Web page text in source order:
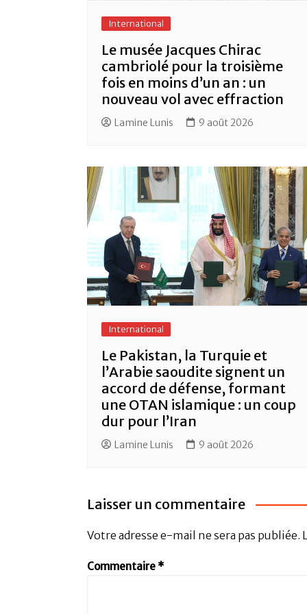
International
Le musée Jacques Chirac
cambriolé pour la troisième
fois en moins d’un an : un
nouveau vol avec effraction
Lamine Lunis 9 août 2026
International
Le Pakistan, la Turquie et
l’Arabie saoudite signent un
accord de défense, formant
une OTAN islamique : un coup
dur pour l’Iran
Lamine Lunis 9 août 2026
Laisser un commentaire
Votre adresse e-mail ne sera pas publiée.
Commentaire *